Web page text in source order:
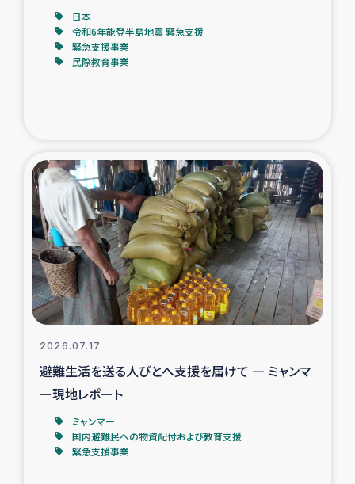
日本
令和6年能登半島地震 緊急支援
緊急支援事業
民際教育事業
2026.07.17
避難生活を送る人びとへ支援を届けて ― ミャンマ
ー現地レポート
ミャンマー
国内避難民への物資配付および教育支援
緊急支援事業